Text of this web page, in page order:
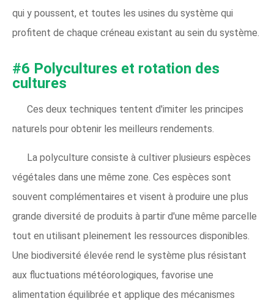
qui y poussent, et toutes les usines du système qui
profitent de chaque créneau existant au sein du système.
#6 Polycultures et rotation des
cultures
Ces deux techniques tentent d'imiter les principes
naturels pour obtenir les meilleurs rendements.
La polyculture consiste à cultiver plusieurs espèces
végétales dans une même zone. Ces espèces sont
souvent complémentaires et visent à produire une plus
grande diversité de produits à partir d'une même parcelle
tout en utilisant pleinement les ressources disponibles.
Une biodiversité élevée rend le système plus résistant
aux fluctuations météorologiques, favorise une
alimentation équilibrée et applique des mécanismes